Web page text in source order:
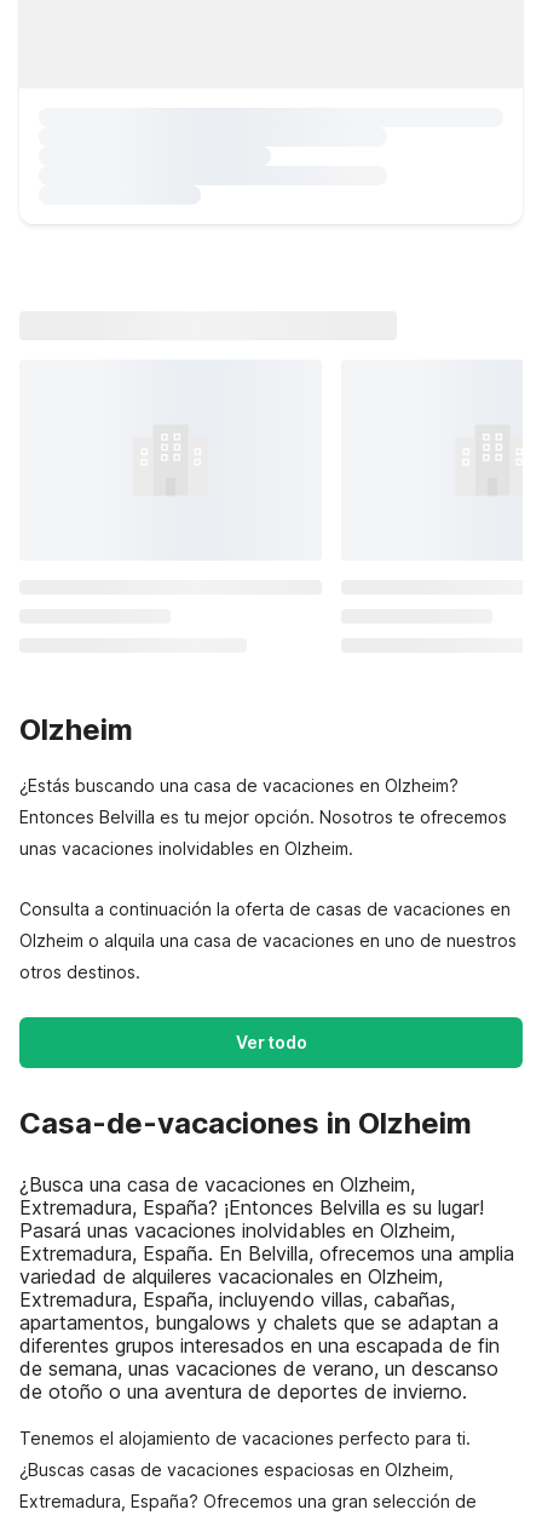
Olzheim
¿Estás buscando una casa de vacaciones en Olzheim?
Entonces Belvilla es tu mejor opción. Nosotros te ofrecemos
unas vacaciones inolvidables en Olzheim.
Consulta a continuación la oferta de casas de vacaciones en
Olzheim o alquila una casa de vacaciones en uno de nuestros
otros destinos.
Ver todo
Casa-de-vacaciones in Olzheim
¿Busca una casa de vacaciones en Olzheim,
Extremadura, España? ¡Entonces Belvilla es su lugar!
Pasará unas vacaciones inolvidables en Olzheim,
Extremadura, España. En Belvilla, ofrecemos una amplia
variedad de alquileres vacacionales en Olzheim,
Extremadura, España, incluyendo villas, cabañas,
apartamentos, bungalows y chalets que se adaptan a
diferentes grupos interesados en una escapada de fin
de semana, unas vacaciones de verano, un descanso
de otoño o una aventura de deportes de invierno.
Tenemos el alojamiento de vacaciones perfecto para ti.
¿Buscas casas de vacaciones espaciosas en Olzheim,
Extremadura, España? Ofrecemos una gran selección de